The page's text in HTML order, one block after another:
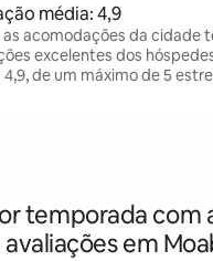
média: 4,9
as acomodações da cidade
excelentes dos
4,9, de um máximo de 5
temporada com
avaliações em